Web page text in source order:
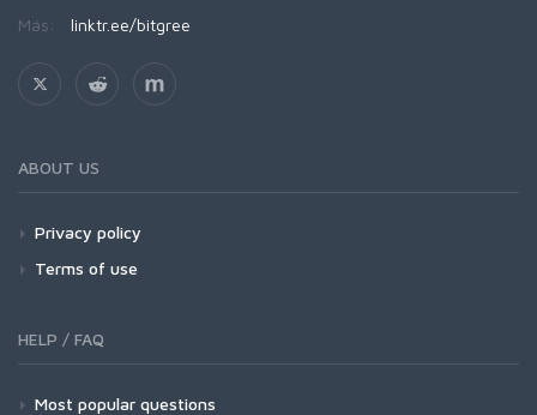
Más: linktr.ee/bitgree
ABOUT US
Privacy policy
Terms of use
HELP / FAQ
Most popular questions